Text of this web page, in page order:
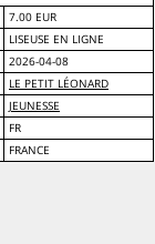
7.00 EUR
LISEUSE EN LIGNE
2026-04-08
LE PETIT LÉONARD
JEUNESSE
FR
FRANCE